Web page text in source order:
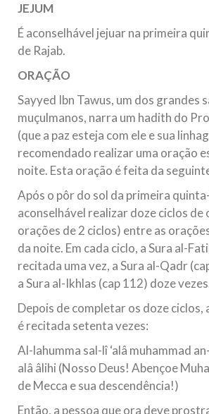
Brasil recebeu em sua sede, em São
Kharrazi, que encontra-se visitando
JEJUM
É aconselhável jejuar na primeira
de Rajab.
ORAÇÃO
Sayyed Ibn Tawus, um dos grandes
muçulmanos, narra um hadith do
(que a paz esteja com ele e sua
recomendado realizar uma oração
noite. Esta oração é feita da
Após o pôr do sol da primeira
aconselhável realizar doze ciclos de
orações de 2 ciclos) entre as
da noite. Em cada ciclo, a Sura al-
recitada uma vez, a Sura al-Qadr
a Sura al-Ikhlas (cap 112) doze
Depois de completar os doze ciclos,
é recitada setenta vezes:
Al-lahumma sal-lî ‘alâ muhammad
alâ âlihi (Nosso Deus! Abençoe
de Mecca e sua descendência!)
Então, a pessoa que ora deve